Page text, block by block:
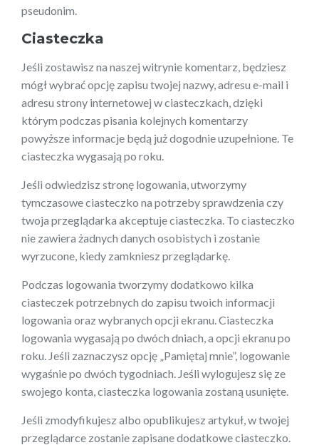
pseudonim.
Ciasteczka
Jeśli zostawisz na naszej witrynie komentarz, będziesz
mógł wybrać opcję zapisu twojej nazwy, adresu e-mail i
adresu strony internetowej w ciasteczkach, dzięki
którym podczas pisania kolejnych komentarzy
powyższe informacje będą już dogodnie uzupełnione. Te
ciasteczka wygasają po roku.
Jeśli odwiedzisz stronę logowania, utworzymy
tymczasowe ciasteczko na potrzeby sprawdzenia czy
twoja przeglądarka akceptuje ciasteczka. To ciasteczko
nie zawiera żadnych danych osobistych i zostanie
wyrzucone, kiedy zamkniesz przeglądarkę.
Podczas logowania tworzymy dodatkowo kilka
ciasteczek potrzebnych do zapisu twoich informacji
logowania oraz wybranych opcji ekranu. Ciasteczka
logowania wygasają po dwóch dniach, a opcji ekranu po
roku. Jeśli zaznaczysz opcję „Pamiętaj mnie”, logowanie
wygaśnie po dwóch tygodniach. Jeśli wylogujesz się ze
swojego konta, ciasteczka logowania zostaną usunięte.
Jeśli zmodyfikujesz albo opublikujesz artykuł, w twojej
przeglądarce zostanie zapisane dodatkowe ciasteczko.